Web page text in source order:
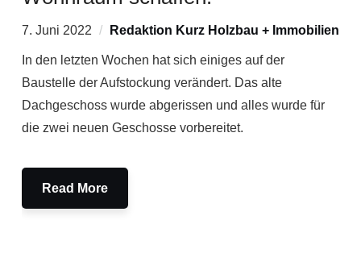
7. Juni 2022 Redaktion Kurz Holzbau + Immobilien
In den letzten Wochen hat sich einiges auf der
Baustelle der Aufstockung verändert. Das alte
Dachgeschoss wurde abgerissen und alles wurde für
die zwei neuen Geschosse vorbereitet.
Read More